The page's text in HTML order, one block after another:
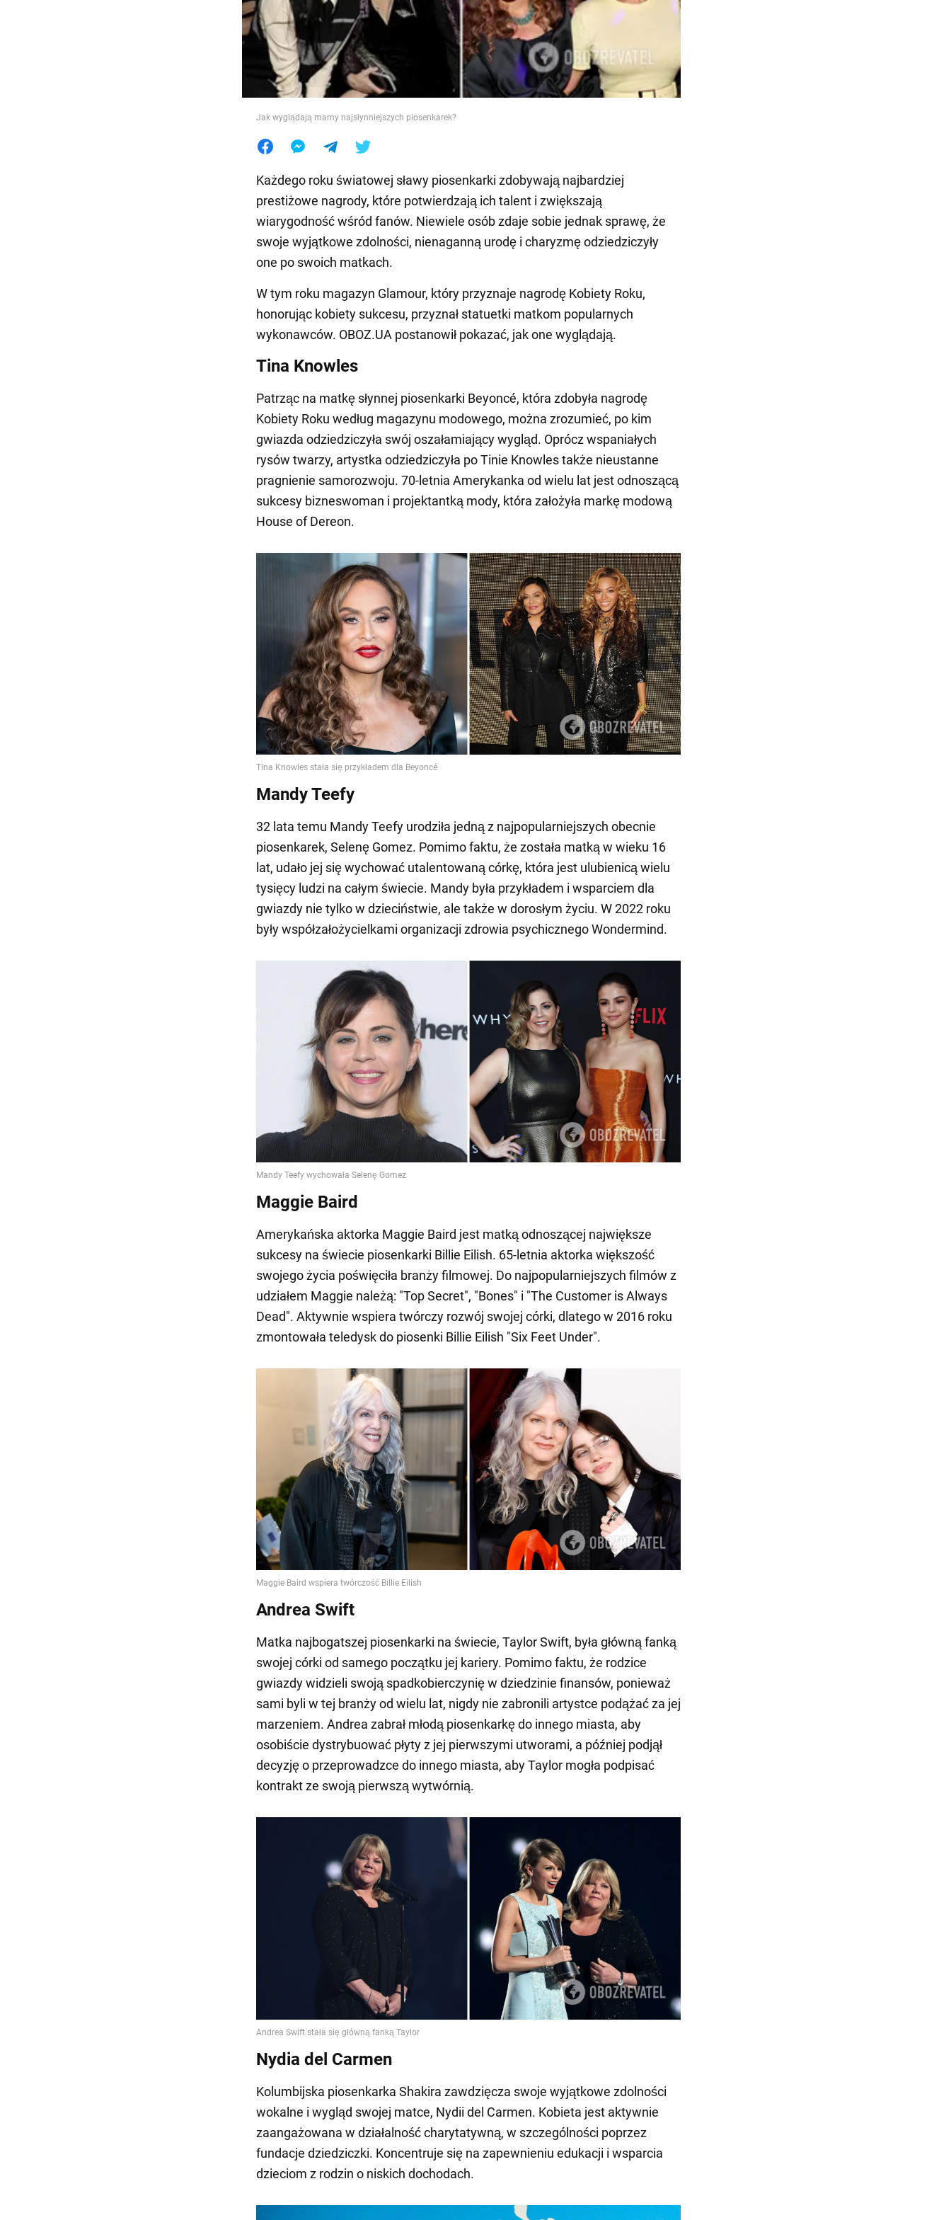
Jedzenie
Jak wyglądają mamy najsłynniejszych piosenkarek?
Każdego roku światowej sławy piosenkarki zdobywają najbardziej
prestiżowe nagrody, które potwierdzają ich talent i zwiększają
wiarygodność wśród fanów. Niewiele osób zdaje sobie jednak sprawę, że
swoje wyjątkowe zdolności, nienaganną urodę i charyzmę odziedziczyły
one po swoich matkach.
W tym roku magazyn Glamour, który przyznaje nagrodę Kobiety Roku,
honorując kobiety sukcesu, przyznał statuetki matkom popularnych
wykonawców. OBOZ.UA postanowił pokazać, jak one wyglądają.
Tina Knowles
Patrząc na matkę słynnej piosenkarki Beyoncé, która zdobyła nagrodę
Kobiety Roku według magazynu modowego, można zrozumieć, po kim
gwiazda odziedziczyła swój oszałamiający wygląd. Oprócz wspaniałych
rysów twarzy, artystka odziedziczyła po Tinie Knowles także nieustanne
pragnienie samorozwoju. 70-letnia Amerykanka od wielu lat jest odnoszącą
sukcesy bizneswoman i projektantką mody, która założyła markę modową
House of Dereon.
Mandy Teefy
32 lata temu Mandy Teefy urodziła jedną z najpopularniejszych obecnie
piosenkarek, Selenę Gomez. Pomimo faktu, że została matką w wieku 16
lat, udało jej się wychować utalentowaną córkę, która jest ulubienicą wielu
tysięcy ludzi na całym świecie. Mandy była przykładem i wsparciem dla
gwiazdy nie tylko w dzieciństwie, ale także w dorosłym życiu. W 2022 roku
były współzałożycielkami organizacji zdrowia psychicznego Wondermind.
Maggie Baird
Amerykańska aktorka Maggie Baird jest matką odnoszącej największe
sukcesy na świecie piosenkarki Billie Eilish. 65-letnia aktorka większość
swojego życia poświęciła branży filmowej. Do najpopularniejszych filmów z
udziałem Maggie należą: "Top Secret", "Bones" i "The Customer is Always
Dead". Aktywnie wspiera twórczy rozwój swojej córki, dlatego w 2016 roku
zmontowała teledysk do piosenki Billie Eilish "Six Feet Under".
Andrea Swift
Matka najbogatszej piosenkarki na świecie, Taylor Swift, była główną fanką
swojej córki od samego początku jej kariery. Pomimo faktu, że rodzice
gwiazdy widzieli swoją spadkobierczynię w dziedzinie finansów, ponieważ
sami byli w tej branży od wielu lat, nigdy nie zabronili artystce podążać za jej
marzeniem. Andrea zabrał młodą piosenkarkę do innego miasta, aby
osobiście dystrybuować płyty z jej pierwszymi utworami, a później podjął
decyzję o przeprowadzce do innego miasta, aby Taylor mogła podpisać
kontrakt ze swoją pierwszą wytwórnią.
Nydia del Carmen
Kolumbijska piosenkarka Shakira zawdzięcza swoje wyjątkowe zdolności
wokalne i wygląd swojej matce, Nydii del Carmen. Kobieta jest aktywnie
zaangażowana w działalność charytatywną, w szczególności poprzez
fundacje dziedziczki. Koncentruje się na zapewnieniu edukacji i wsparcia
dzieciom z rodzin o niskich dochodach.